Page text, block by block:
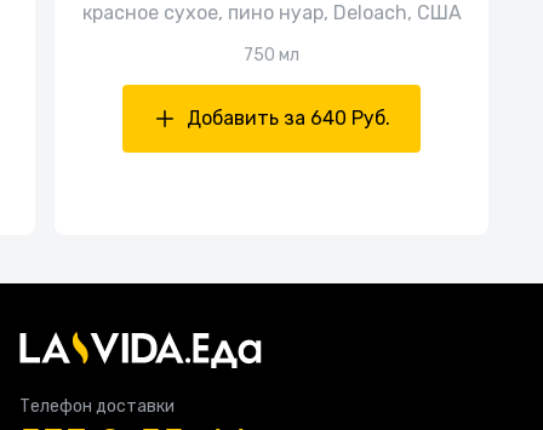
красное сухое, пино нуар, Deloach, США
750 мл
Добавить за 640 Руб.
Телефон доставки